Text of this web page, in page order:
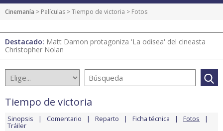
Cinemanía > Películas >Tiempo de victoria > Fotos
Destacado: Matt Damon protagoniza 'La odisea' del cineasta
Christopher Nolan
Tiempo de victoria
Sinopsis Comentario Reparto Ficha técnica Fotos
Tráiler